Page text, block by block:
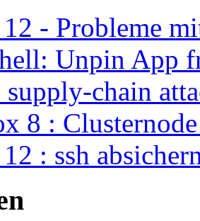
12 - Probleme
Unpin App
chain
8 :
: ssh